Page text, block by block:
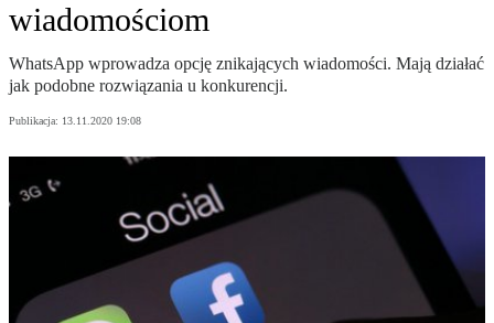
wiadomościom
WhatsApp wprowadza opcję znikających wiadomości. Mają działać
jak podobne rozwiązania u konkurencji.
Publikacja: 13.11.2020 19:08